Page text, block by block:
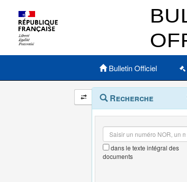
Menu principal
Bulletin Officiel
Navigation
et
outils
annexes
Menu
contextuel
Recherche
dans le texte intégral des
documents